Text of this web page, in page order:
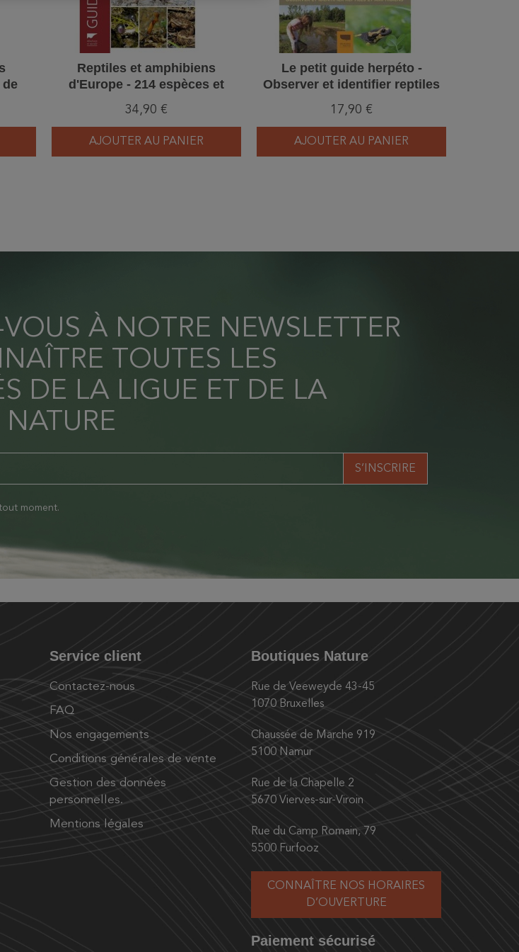
Reptiles et amphibiens
d'Europe - 214 espèces et
34,90 €
AJOUTER AU PANIER
Le petit guide herpéto -
Observer et identifier reptiles
17,90 €
AJOUTER AU PANIER
VOUS À NOTRE NEWSLETTER
TOUTES LES
DE LA LIGUE ET DE LA
moment.
Service client
Contactez-nous
FAQ
Nos engagements
Conditions générales de vente
Gestion des données
personnelles.
Mentions légales
Boutiques Nature
Rue de Veeweyde 43-45
1070 Bruxelles
Chaussée de Marche 919
5100 Namur
Rue de la Chapelle 2
5670 Vierves-sur-Viroin
Rue du Camp Romain, 79
5500 Furfooz
CONNAÎTRE NOS HORAIRES
D’OUVERTURE
Paiement sécurisé